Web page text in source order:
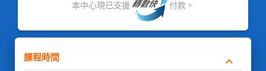
本中心現已支援 付款。
課程時間 keyboard_arrow_down